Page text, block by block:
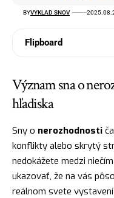
BYVYKLAD SNOV
Flipboard
Význam sna o
hľadiska
Sny o nerozhodnosti
konflikty alebo skrytý
nedokážete medzi
ukazovať, že na vás
reálnom svete